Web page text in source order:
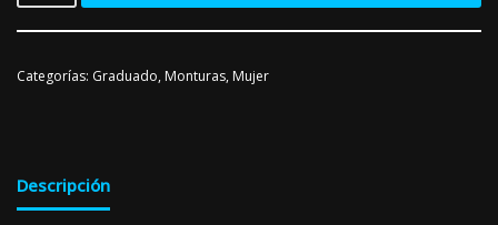
Categorías: Graduado, Monturas, Mujer
Descripción